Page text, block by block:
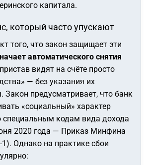
капитала.
который часто упускают
того, что закон защищает эти
автоматического снятия
видят на счёте просто
— без указания их
Закон предусматривает, что банк
«социальный» характер
специальным кодам вида дохода
2020 года — Приказ Минфина
Однако на практике сбои